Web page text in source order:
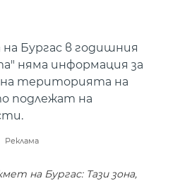
Бургас в годишния
няма информация за
на територията на
подлежат на
Реклама
на Бургас: Тази зона,